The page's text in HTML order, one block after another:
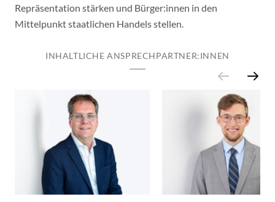
Repräsentation stärken und Bürger:innen in den
Mittelpunkt staatlichen Handels stellen.
INHALTLICHE ANSPRECHPARTNER:INNEN